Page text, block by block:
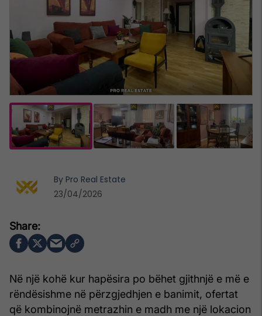
Në një kohë kur hapësira po bëhet gjithnjë e më e
rëndësishme në përzgjedhjen e banimit, ofertat
që kombinojnë metrazhin e madh me një lokacion
By Pro Real Estate
23/04/2026